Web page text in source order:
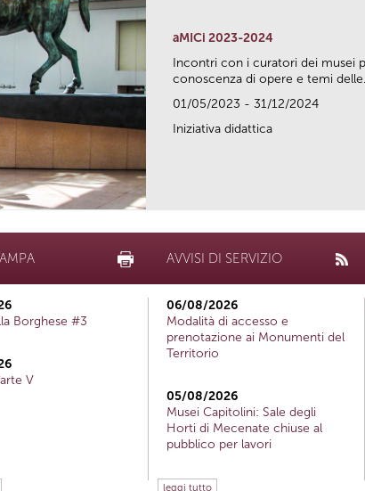
aMICi 2023-2024
Incontri con i curatori dei musei
conoscenza di opere e temi
01/05/2023 - 31/12/2024
Iniziativa didattica
Borghese #3
V
AVVISI DI SERVIZIO
06/08/2026
Modalità di accesso e
prenotazione ai Monumenti del
Territorio
05/08/2026
Musei Capitolini: Sale degli
Horti di Mecenate chiuse al
pubblico per lavori
leggi tutto